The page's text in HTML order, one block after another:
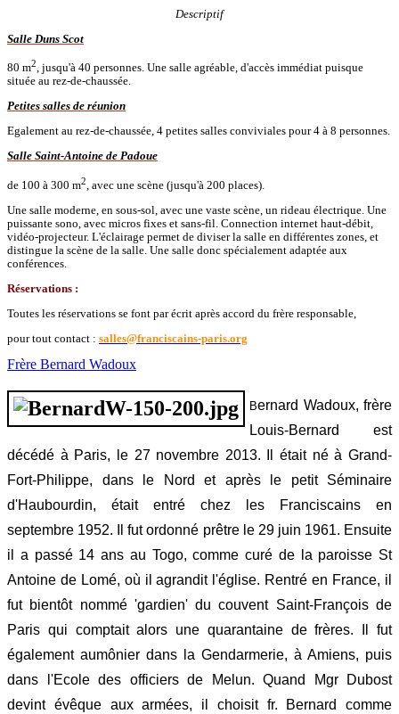
Descriptif
Salle Duns Scot
80 m2, jusqu'à 40 personnes. Une salle agréable, d'accès immédiat puisque
située au rez-de-chaussée.
Petites salles de réunion
Egalement au rez-de-chaussée, 4 petites salles conviviales pour 4 à 8 personnes.
Salle Saint-Antoine de Padoue
de 100 à 300 m2 , avec une scène (jusqu'à 200 places).
Une salle moderne, en sous-sol, avec une vaste scène, un rideau électrique. Une
puissante sono, avec micros fixes et sans-fil. Connection internet haut-débit,
vidéo-projecteur. L'éclairage permet de diviser la salle en différentes zones, et
distingue la scène de la salle. Une salle donc spécialement adaptée aux
conférences.
Réservations :
Toutes les réservations se font par écrit après accord du frère responsable,
pour tout contact : salles@franciscains-paris.org
Frère Bernard Wadoux
Bernard Wadoux, frère
Louis-Bernard est
décédé à Paris, le 27 novembre 2013. Il était né à Grand-
Fort-Philippe, dans le Nord et après le petit Séminaire
d'Haubourdin, était entré chez les Franciscains en
septembre 1952. Il fut ordonné prêtre le 29 juin 1961. Ensuite
il a passé 14 ans au Togo, comme curé de la paroisse St
Antoine de Lomé, où il agrandit l'église. Rentré en France, il
fut bientôt nommé 'gardien' du couvent Saint-François de
Paris qui comptait alors une quarantaine de frères. Il fut
également aumônier dans la Gendarmerie, à Amiens, puis
dans l'Ecole des officiers de Melun. Quand Mgr Dubost
devint évêque aux armées, il choisit fr. Bernard comme